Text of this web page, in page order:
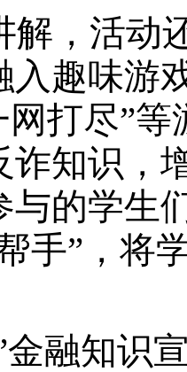
解，活动
入趣味游
网打尽”
诈知识，
与的学生
手”，将
金融知识